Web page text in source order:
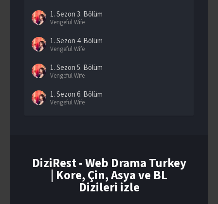
1. Sezon 3. Bölüm
Vengeful Wife
1. Sezon 4. Bölüm
Vengeful Wife
1. Sezon 5. Bölüm
Vengeful Wife
1. Sezon 6. Bölüm
Vengeful Wife
1. Sezon9. Bölüm
Vengeful Wife
DiziRest - Web Drama Turkey
| Kore, Çin, Asya ve BL
Dizileri izle